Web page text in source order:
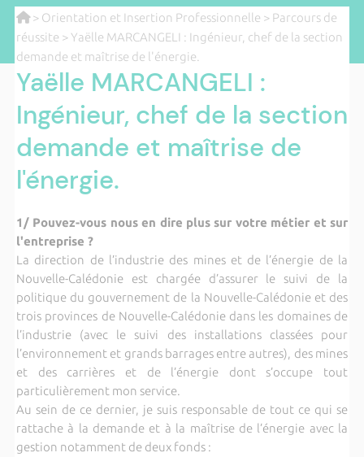
> Orientation et Insertion Professionnelle > Parcours de
réussite > Yaëlle MARCANGELI : Ingénieur, chef de la section
demande et maîtrise de l'énergie.
Yaëlle MARCANGELI :
Ingénieur, chef de la section
demande et maîtrise de
l'énergie.
1/ Pouvez-vous nous en dire plus sur votre métier et sur
l'entreprise ?
La direction de l’industrie des mines et de l’énergie de la
Nouvelle-Calédonie est chargée d’assurer le suivi de la
politique du gouvernement de la Nouvelle-Calédonie et des
trois provinces de Nouvelle-Calédonie dans les domaines de
l’industrie (avec le suivi des installations classées pour
l’environnement et grands barrages entre autres), des mines
et des carrières et de l’énergie dont s’occupe tout
particulièrement mon service.
Au sein de ce dernier, je suis responsable de tout ce qui se
rattache à la demande et à la maîtrise de l’énergie avec la
gestion notamment de deux fonds :